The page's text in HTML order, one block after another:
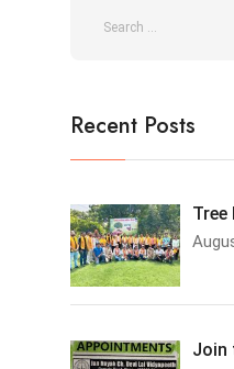
Recent Posts
Join